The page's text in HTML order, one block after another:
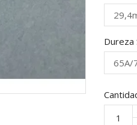
Dureza